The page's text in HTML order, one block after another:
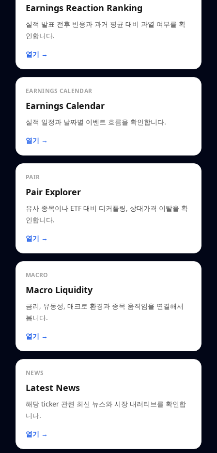
Earnings Reaction Ranking
실적 발표 전후 반응과 과거 평균 대비 과열 여부를 확
인합니다.
열기 →
EARNINGS CALENDAR
Earnings Calendar
실적 일정과 날짜별 이벤트 흐름을 확인합니다.
열기 →
PAIR
Pair Explorer
유사 종목이나 ETF 대비 디커플링, 상대가격 이탈을 확
인합니다.
열기 →
MACRO
Macro Liquidity
금리, 유동성, 매크로 환경과 종목 움직임을 연결해서
봅니다.
열기 →
NEWS
Latest News
해당 ticker 관련 최신 뉴스와 시장 내러티브를 확인합
니다.
열기 →